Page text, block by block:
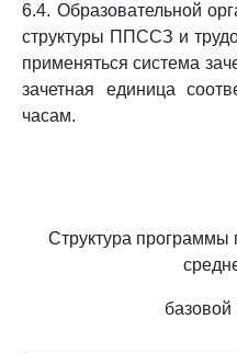
6.4. Образовательной
структуры ППССЗ и
применяться система
зачетная единица
часам.
Структура программы
базовой